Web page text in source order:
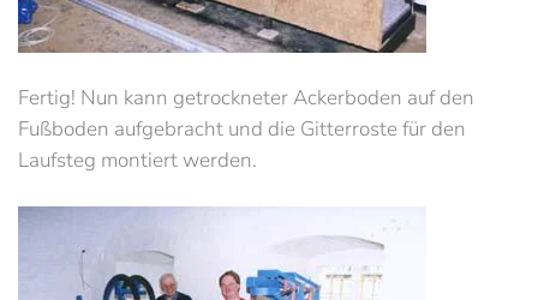
Fertig! Nun kann getrockneter Ackerboden auf den
Fußboden aufgebracht und die Gitterroste für den
Laufsteg montiert werden.